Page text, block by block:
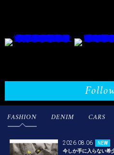
FASHION DENIM CARS
2026.08.06
NEW
今しか手に入らない希